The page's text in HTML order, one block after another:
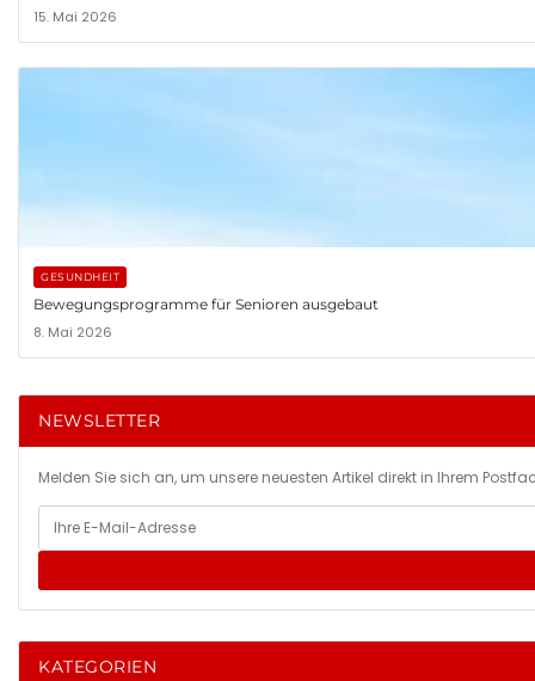
15. Mai 2026
GESUNDHEIT
Bewegungsprogramme für Senioren ausgebaut
8. Mai 2026
NEWSLETTER
Melden Sie sich an, um unsere neuesten Artikel direkt in Ihrem
KATEGORIEN